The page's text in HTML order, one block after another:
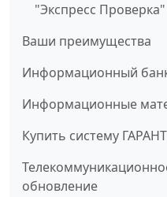
"Экспресс Проверка"
Ваши преимущества
Информационный
Информационные
Купить систему ГАРАНТ
обновление